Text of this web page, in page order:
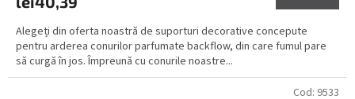
Alegeți din oferta noastră de suporturi decorative concepute
pentru arderea conurilor parfumate backflow, din care fumul pare
să curgă în jos. Împreună cu conurile noastre...
Cod: 9533